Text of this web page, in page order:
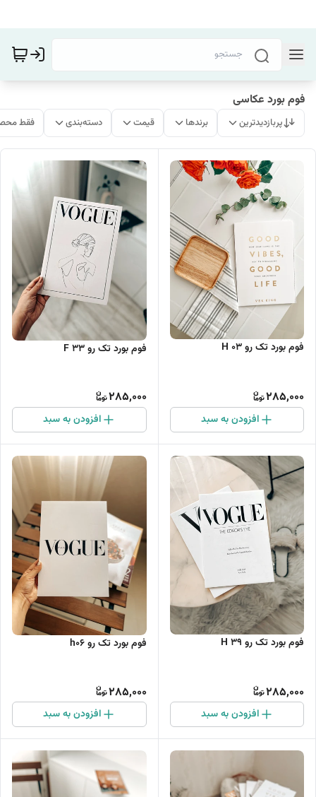
فوم بورد عکاسی
پربازدیدترین برندها قیمت دسته‌بندی فقط
فوم بورد تک رو H 03
285,000
افزودن به سبد
فوم بورد تک رو F 33
285,000
افزودن به سبد
فوم بورد تک رو H 39
285,000
افزودن به سبد
فوم بورد تک رو h06
285,000
افزودن به سبد